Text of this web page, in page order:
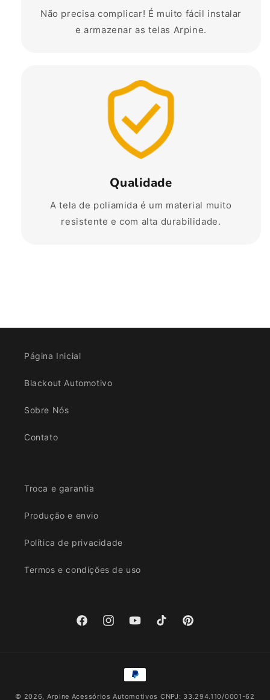
Não precisa complicar! É muito fácil instalar
e armazenar as telas Arpine.
Qualidade
A tela de poliamida é um material muito
resistente e com alta durabilidade.
Página Inicial
Blackout Automotivo
Sobre Nós
Contato
Troca e garantia
Produção e envio
Política de privacidade
Termos e condições de uso
FacebookInstagramYouTubeTikTok Pinterest
Formas
© 2026, Arpine Acessórios Automotivos CNPJ: 33.294.110/0001-62